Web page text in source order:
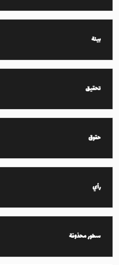
بيئة
تحقيق
حقوق
رأي
سطور محذوفة